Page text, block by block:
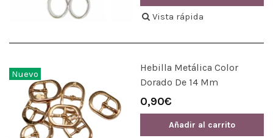
Vista rápida
Nuevo
Hebilla Metálica Color
Dorado De 14 Mm
0,90€
Añadir al carrito